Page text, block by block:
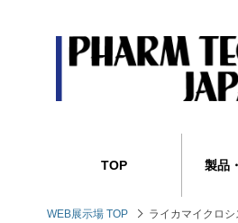
TOP 製品
WEB展示場 TOP ライカマイクロ